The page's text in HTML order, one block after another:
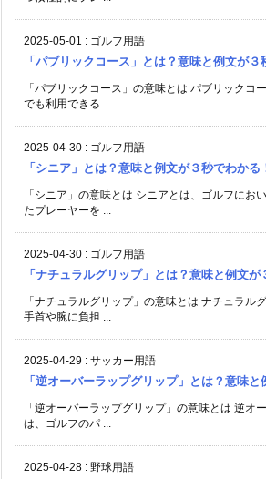
2025-05-01 : ゴルフ用語
「パブリックコース」とは？意味と例文が３
「パブリックコース」の意味とは パブリックコ
でも利用できる ...
2025-04-30 : ゴルフ用語
「シニア」とは？意味と例文が３秒でわかる
「シニア」の意味とは シニアとは、ゴルフにお
たプレーヤーを ...
2025-04-30 : ゴルフ用語
「ナチュラルグリップ」とは？意味と例文が
「ナチュラルグリップ」の意味とは ナチュラル
手首や腕に負担 ...
2025-04-29 : サッカー用語
「逆オーバーラップグリップ」とは？意味と
「逆オーバーラップグリップ」の意味とは 逆オ
は、ゴルフのパ ...
2025-04-28 : 野球用語